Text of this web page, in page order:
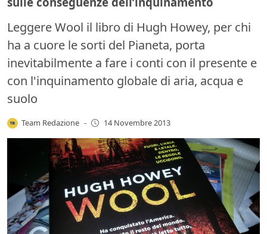
Leggere Wool il libro di Hugh Howey, per chi
ha a cuore le sorti del Pianeta, porta
inevitabilmente a fare i conti con il presente e
con l'inquinamento globale di aria, acqua e
suolo
Team Redazione - 14 Novembre 2013